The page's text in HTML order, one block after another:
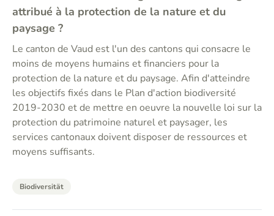
attribué à la protection de la nature et du
paysage ?
Le canton de Vaud est l'un des cantons qui consacre le
moins de moyens humains et financiers pour la
protection de la nature et du paysage. Afin d'atteindre
les objectifs fixés dans le Plan d'action biodiversité
2019-2030 et de mettre en oeuvre la nouvelle loi sur la
protection du patrimoine naturel et paysager, les
services cantonaux doivent disposer de ressources et
moyens suffisants.
Biodiversität